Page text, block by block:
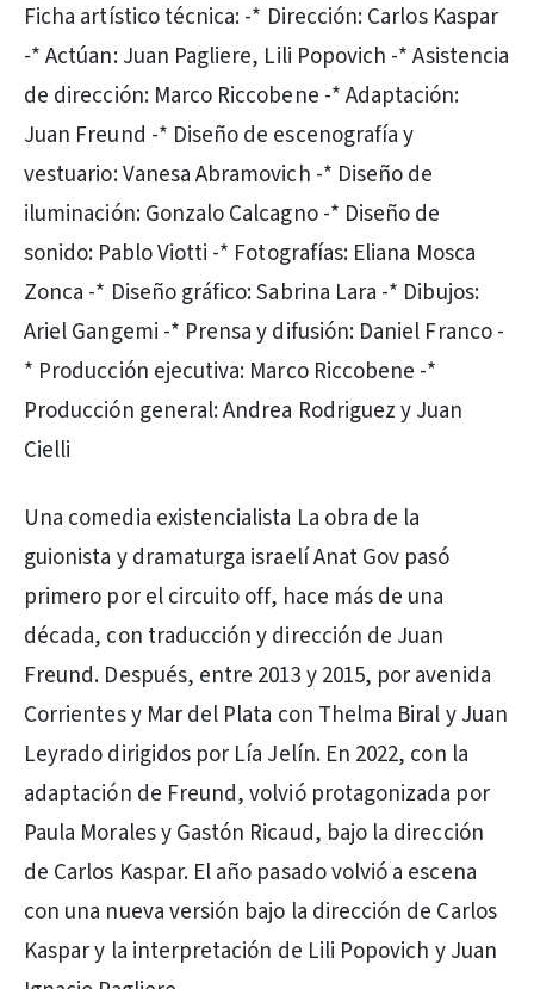
Ficha artístico técnica: -* Dirección: Carlos Kaspar
-* Actúan: Juan Pagliere, Lili Popovich -* Asistencia
de dirección: Marco Riccobene -* Adaptación:
Juan Freund -* Diseño de escenografía y
vestuario: Vanesa Abramovich -* Diseño de
iluminación: Gonzalo Calcagno -* Diseño de
sonido: Pablo Viotti -* Fotografías: Eliana Mosca
Zonca -* Diseño gráfico: Sabrina Lara -* Dibujos:
Ariel Gangemi -* Prensa y difusión: Daniel Franco -
* Producción ejecutiva: Marco Riccobene -*
Producción general: Andrea Rodriguez y Juan
Cielli
Una comedia existencialista La obra de la
guionista y dramaturga israelí Anat Gov pasó
primero por el circuito off, hace más de una
década, con traducción y dirección de Juan
Freund. Después, entre 2013 y 2015, por avenida
Corrientes y Mar del Plata con Thelma Biral y Juan
Leyrado dirigidos por Lía Jelín. En 2022, con la
adaptación de Freund, volvió protagonizada por
Paula Morales y Gastón Ricaud, bajo la dirección
de Carlos Kaspar. El año pasado volvió a escena
con una nueva versión bajo la dirección de Carlos
Kaspar y la interpretación de Lili Popovich y Juan